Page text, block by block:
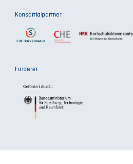
Konsortialpartner
Förderer